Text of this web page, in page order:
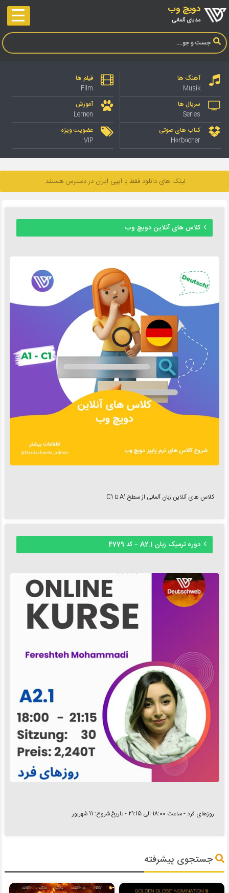
دویچ وب
مدیای آلمانی ☰
آهنگ ها
Musik
فیلم ها
Film
سریال ها
Series
آموزش
Lernen
کتاب های صوتی
Hörbücher
عضویت ویژه
VIP
لینک های دانلود فقط با آیپی ایران در دسترس هستند.
کلاس های آنلاین دویچ وب
کلاس های آنلاین زبان آلمانی از سطح A1 تا C1
دوره ترمیک زبان A2.1 – کد 4779
روزهای فرد - ساعت 18:00 الی 21:15 - تاریخ شروع: 11 شهریور
جستجوی پیشرفته